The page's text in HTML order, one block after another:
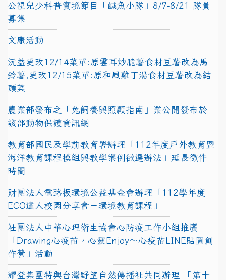
公視兒少科普實境節目「鹹魚小隊」8/7-8/21 隊員
募集
文康活動
沅益更改12/14菜單:原雲耳炒脆薯食材豆薯改為馬
鈴薯,更改12/15菜單:原和風雞丁湯食材豆薯改為結
頭菜
農業部發布之「兔飼養與照顧指南」業公開發布於
該部動物保護資訊網
教育部國民及學前教育署辦理「112年度戶外教育暨
海洋教育課程模組與教學案例徵選辦法」延長徵件
時間
財團法人電路板環境公益基金會辦理「112學年度
ECO達人校園分享會－環境教育課程」
社團法人中華心理衛生協會心防疫工作小組推廣
「Drawing心疫苗，心靈Enjoy〜心疫苗LINE貼圖創
作營」活動
耀登集團特與台灣野望自然傳播社共同辦理 「第十